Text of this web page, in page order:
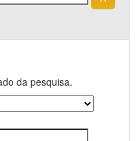
da pesquisa.